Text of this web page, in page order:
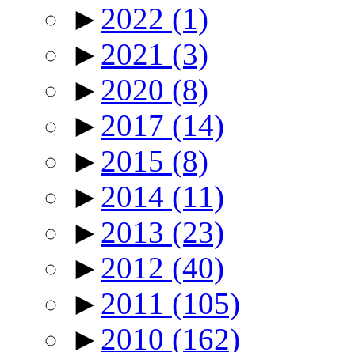
► 2022 (1)
► 2021 (3)
► 2020 (8)
► 2017 (14)
► 2015 (8)
► 2014 (11)
► 2013 (23)
► 2012 (40)
► 2011 (105)
► 2010 (162)